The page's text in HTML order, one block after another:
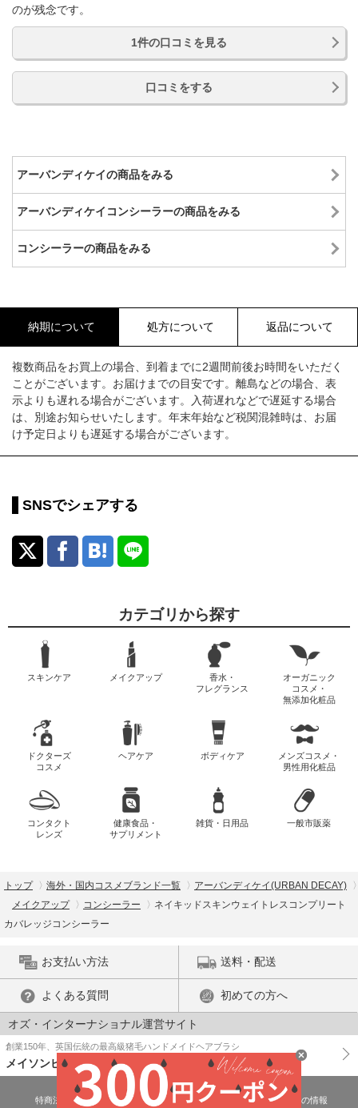
のが残念です。
1件の口コミを見る
口コミをする
アーバンディケイの商品をみる
アーバンディケイコンシーラーの商品をみる
コンシーラーの商品をみる
納期について 処方について 返品について
複数商品をお買上の場合、到着までに2週間前後お時間をいただく
ことがございます。お届けまでの目安です。離島などの場合、表
示よりも遅れる場合がございます。入荷遅れなどで遅延する場合
は、別途お知らせいたします。年末年始など税関混雑時は、お届
け予定日よりも遅延する場合がございます。
SNSでシェアする
カテゴリから探す
スキンケア メイクアップ
香水・
フレグランス
オーガニック
コスメ・
無添加化粧品
ドクターズ
コスメ
ヘアケア ボディケア
メンズコスメ・
男性用化粧品
コンタクト
レンズ
健康食品・
サプリメント
雑貨・日用品 一般市販薬
トップ 海外・国内コスメブランド一覧
アーバンディケイ(URBAN DECAY)
メイクアップ
コンシーラー
ネイキッドスキンウェイトレスコンプリート
カバレッジコンシーラー
お支払い方法 送料・配送
よくある質問 初めての方へ
オズ・インターナショナル運営サイト
創業150年、英国伝統の最高級猪毛ハンドメイドヘアブラシ
メイソンピアソン
特商法に基づく表示 プライバシーポリシー 医薬品販売許可証の情報